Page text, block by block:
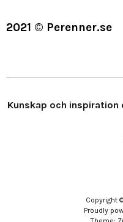
2021 © Perenner.se
Kunskap och
Copyright
Proudly